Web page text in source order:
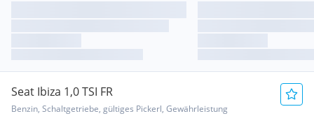
Seat Ibiza 1,0 TSI FR
Benzin, Schaltgetriebe, gültiges Pickerl, Gewährleistung